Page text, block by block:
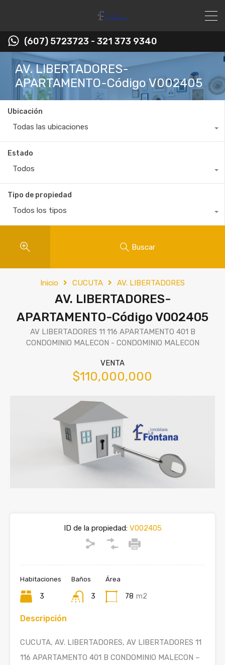
(607) 5723723 - 321 373 9340
AV. LIBERTADORES-
APARTAMENTO-Código V002405
Ubicación
Todas las ubicaciones
Estado
Todos
Tipo de propiedad
Todos los tipos
Buscar
Inicio CUCUTA AV. LIBERTADORES
AV. LIBERTADORES-
APARTAMENTO-Código V002405
AV LIBERTADORES 11 116 APARTAMENTO 401 B
CONDOMINIO MALECON - CONDOMINIO MALECON
VENTA
$110,000,000
ID de la propiedad:V002405
Habitaciones
3
Baños
3
Área
78 m2
Descripción
CUCUTA, AV. LIBERTADORES, AV LIBERTADORES 11
116 APARTAMENTO 401 B CONDOMINIO MALECON –